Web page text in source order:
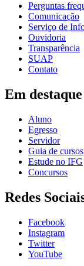
Perguntas
Comunicação
Serviço de
Ouvidoria
Transparência
SUAP
Contato
Em destaque
Aluno
Egresso
Servidor
Guia de cursos
Estude no IFG
Concursos
Redes
Facebook
Instagram
Twitter
YouTube